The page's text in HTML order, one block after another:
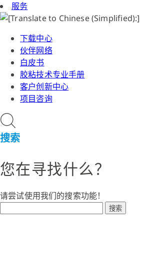
服务
下载中心
伙伴网络
白皮书
胶粘技术专业手册
客户创新中心
项目咨询
搜索
您在寻找什么？
请尝试使用我们的搜索功能！
搜索